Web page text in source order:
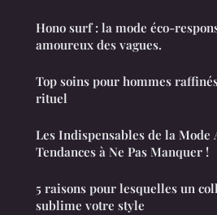
Hono surf : la mode éco-
amoureux des vagues.
Top soins pour hommes
rituel
Les Indispensables de la Mode
Tendances à Ne Pas Manquer !
5 raisons pour lesquelles un
sublime votre style